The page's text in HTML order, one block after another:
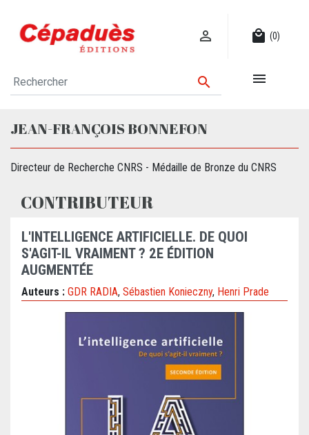
 local_mall (0)
 
JEAN-FRANÇOIS BONNEFON
Directeur de Recherche CNRS - Médaille de Bronze du CNRS
CONTRIBUTEUR
L'INTELLIGENCE ARTIFICIELLE. DE QUOI
S'AGIT-IL VRAIMENT ? 2E ÉDITION
AUGMENTÉE
Auteurs : GDR RADIA, Sébastien Konieczny, Henri Prade